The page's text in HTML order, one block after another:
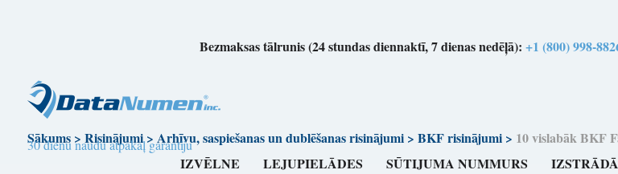
Bezmaksas tālrunis (24 stundas diennaktī, 7 dienas nedēļā):+1 (800) 998-
30 dienu naudu atpakaļ garantiju
IZVĒLNE LEJUPIELĀDES SŪTIJUMA NUMMURS
Sākums> Risinājumi> Arhīvu, saspiešanas un dublēšanas risinājumi> BKF risinājumi> 10 vislabāk BKF